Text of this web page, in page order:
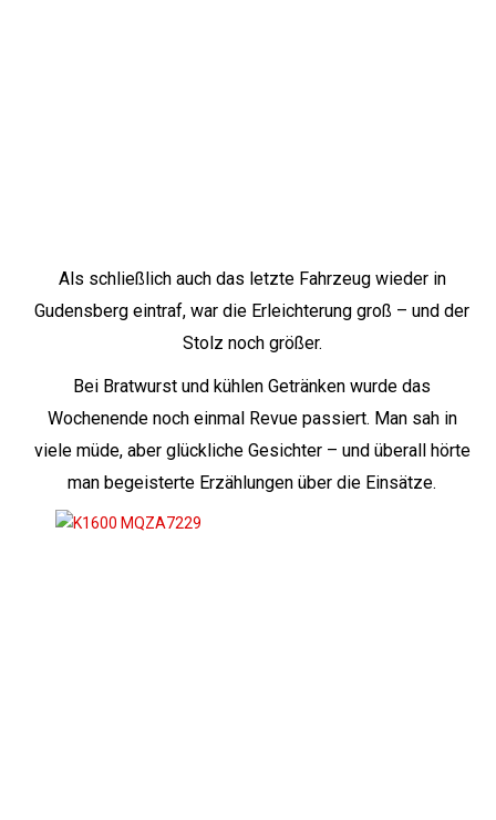
Als schließlich auch das letzte Fahrzeug wieder in
Gudensberg eintraf, war die Erleichterung groß – und der
Stolz noch größer.
Bei Bratwurst und kühlen Getränken wurde das
Wochenende noch einmal Revue passiert. Man sah in
viele müde, aber glückliche Gesichter – und überall hörte
man begeisterte Erzählungen über die Einsätze.